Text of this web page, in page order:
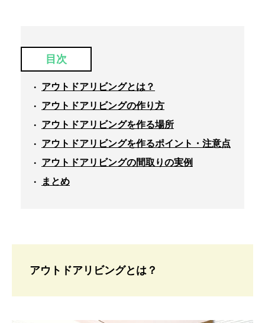
目次
アウトドアリビングとは？
アウトドアリビングの作り方
アウトドアリビングを作る場所
アウトドアリビングを作るポイント・注意点
アウトドアリビングの間取りの実例
まとめ
アウトドアリビングとは？